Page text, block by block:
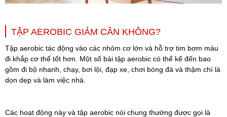
TẬP AEROBIC GIẢM CÂN KHÔNG?
Tập aerobic tác động vào các nhóm cơ lớn và hỗ trợ tim bơm máu
đi khắp cơ thể tốt hơn. Một số bài tập aerobic có thể kể đến bao
gồm đi bộ nhanh, chạy, bơi lội, đạp xe, chơi bóng đá và thậm chí là
dọn dẹp và làm việc nhà.
Các hoạt động này và tập aerobic nói chung thường được gọi là